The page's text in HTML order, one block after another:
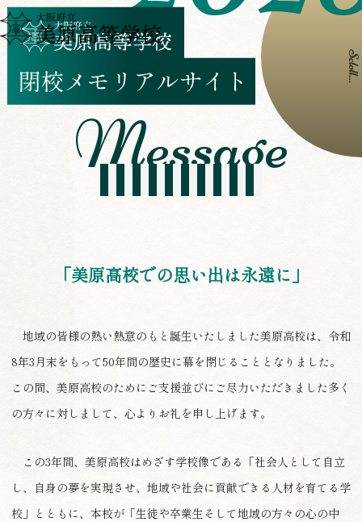
「美原高校での思い出は永遠に」
地域の皆様の熱い熱意のもと誕生いたしました美原高校は、令和
8年3月末をもって50年間の歴史に幕を閉じることとなりました。
この間、美原高校のためにご支援並びにご尽力いただきました多く
の方々に対しまして、心よりお礼を申し上げます。
この3年間、美原高校はめざす学校像である「社会人として自立
し、自身の夢を実現させ、地域や社会に貢献できる人材を育てる学
校」とともに、本校が「生徒や卒業生そして地域の方々の心の中